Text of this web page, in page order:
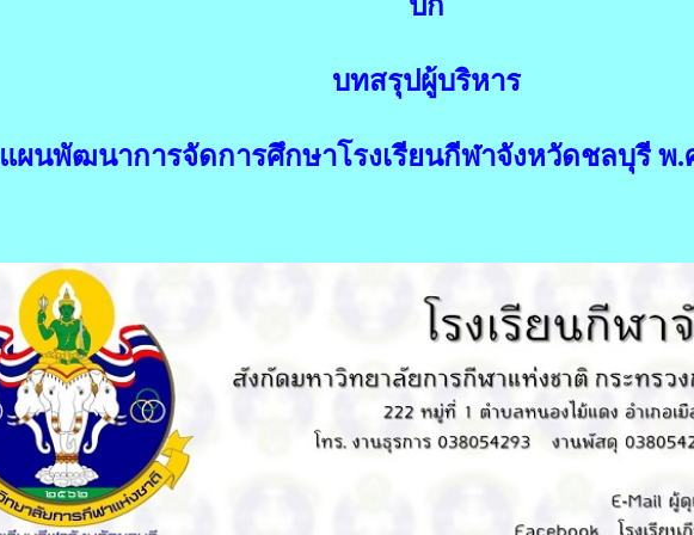
บทสรุปผู้บริหาร
แผนพัฒนาการจัดการศึกษาโรงเรียนกีฬาจังหวัดชลบุรี พ.ศ